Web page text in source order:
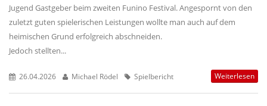
Jugend Gastgeber beim zweiten Funino Festival. Angespornt von den
zuletzt guten spielerischen Leistungen wollte man auch auf dem
heimischen Grund erfolgreich abschneiden.
Jedoch stellten...
26.04.2026 Michael Rödel Spielbericht Weiterlesen